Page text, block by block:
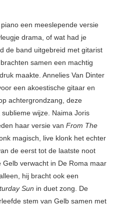
een meeslepende versie
drama, of wat had je
de band uitgebreid met gitarist
samen een machtig
maakte. Annelies Van Dinter
een akoestische gitaar en
achtergrondzang, deze
wijze. Naima Joris
haar versie van From The
magisch, live klonk het echter
de eerst tot de laatste noot
verwacht in De Roma maar
hij bracht ook een
Sun in duet zong. De
stem van Gelb samen met